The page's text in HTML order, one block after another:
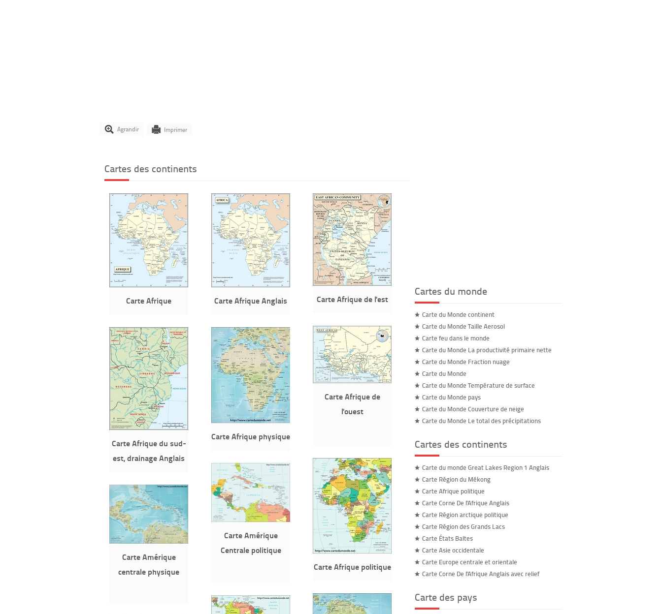
Agrandir Imprimer
Cartes des continents
Carte Afrique Carte Afrique Anglais Carte Afrique de l'est
Carte Afrique de
l'ouest
Carte Afrique du sud-
est, drainage Anglais
Carte Afrique physique
Carte Afrique politique
Carte Amérique
Centrale politique
Carte Amérique
centrale physique
Cartes du monde
Carte du Monde continent
Carte du Monde Taille Aerosol
Carte feu dans le monde
Carte du Monde La productivité primaire nette
Carte du Monde Fraction nuage
Carte du Monde
Carte du Monde Température de surface
Carte du Monde pays
Carte du Monde Couverture de neige
Carte du Monde Le total des précipitations
Cartes des continents
Carte du monde Great Lakes Region 1 Anglais
Carte Région du Mékong
Carte Afrique politique
Carte Corne De l'Afrique Anglais
Carte Région arctique politique
Carte Région des Grands Lacs
Carte États Baltes
Carte Asie occidentale
Carte Europe centrale et orientale
Carte Corne De l'Afrique Anglais avec relief
Carte des pays